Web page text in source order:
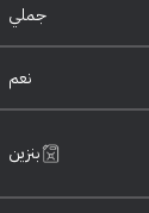
جملي
نعم
بنزين